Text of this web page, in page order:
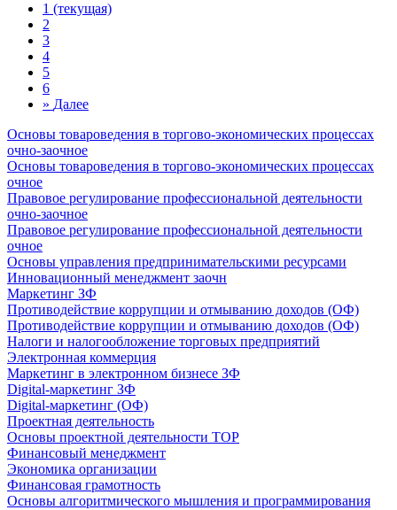
1 (текущая)
2
3
4
5
6
» Далее
Основы товароведения в торгово-экономических процессах
очно-заочное
Основы товароведения в торгово-экономических процессах
очное
Правовое регулирование профессиональной деятельности
очно-заочное
Правовое регулирование профессиональной деятельности
очное
Основы управления предпринимательскими ресурсами
Инновационный менеджмент заочн
Маркетинг ЗФ
Противодействие коррупции и отмыванию доходов (ОФ)
Противодействие коррупции и отмыванию доходов (ОФ)
Налоги и налогообложение торговых предприятий
Электронная коммерция
Маркетинг в электронном бизнесе ЗФ
Digital-маркетинг ЗФ
Digital-маркетинг (ОФ)
Проектная деятельность
Основы проектной деятельности ТОР
Финансовый менеджмент
Экономика организации
Финансовая грамотность
Основы алгоритмического мышления и программирования